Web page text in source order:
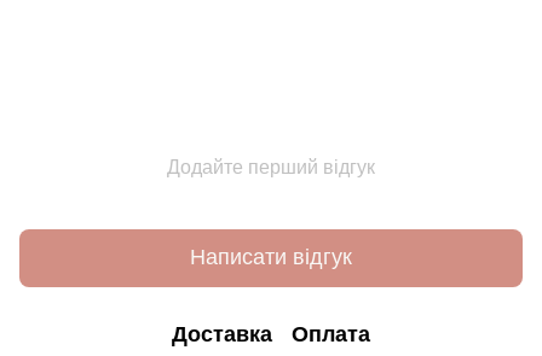
Додайте перший відгук
Написати відгук
Доставка Оплата